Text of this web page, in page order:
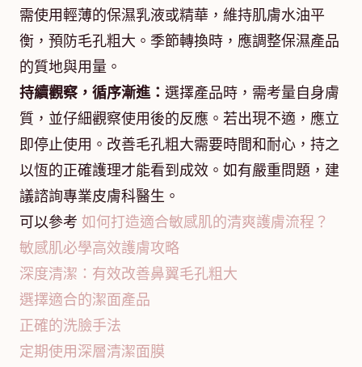
需使用輕薄的保濕乳液或精華，維持肌膚水油平
衡，預防毛孔粗大。季節轉換時，應調整保濕產品
的質地與用量。
持續觀察，循序漸進： 選擇產品時，需考量自身膚
質，並仔細觀察使用後的反應。若出現不適，應立
即停止使用。改善毛孔粗大需要時間和耐心，持之
以恆的正確護理才能看到成效。如有嚴重問題，建
議諮詢專業皮膚科醫生。
可以參考 如何打造適合敏感肌的清爽護膚流程？
敏感肌必學高效護膚攻略
深度清潔：有效改善鼻翼毛孔粗大
選擇適合的潔面產品
正確的洗臉手法
定期使用深層清潔面膜